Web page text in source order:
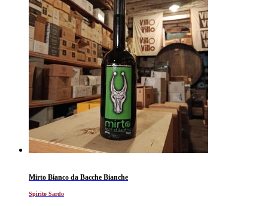
Mirto Bianco da Bacche Bianche
Spirito Sardo